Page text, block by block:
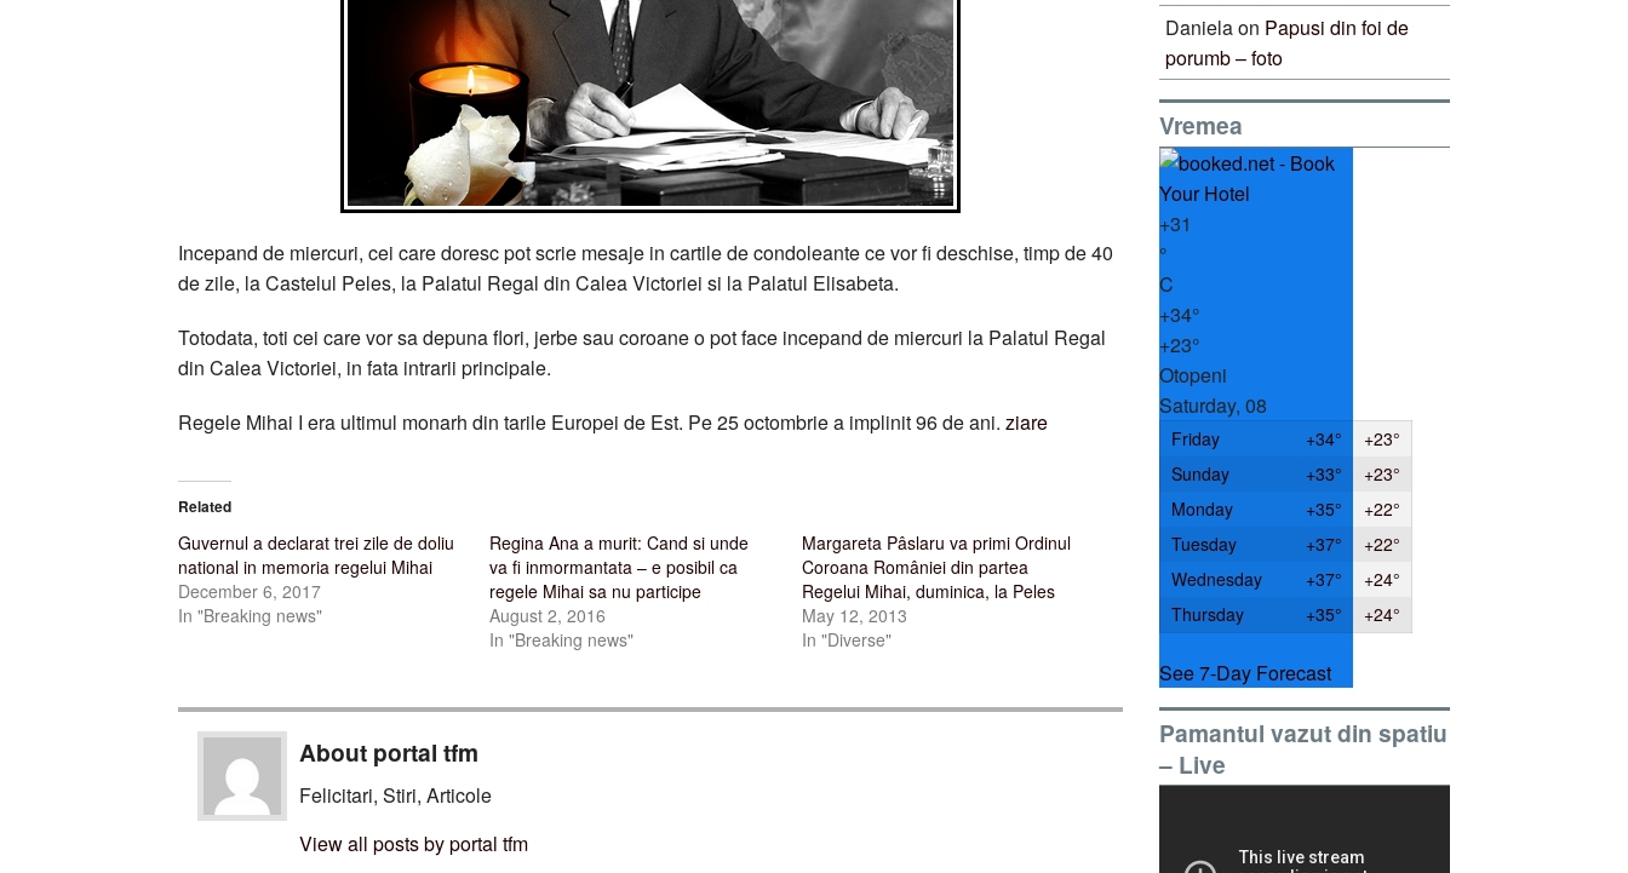
Incepand de miercuri, cei care doresc pot scrie mesaje in cartile de condoleante ce vor fi deschise, timp de 40
de zile, la Castelul Peles, la Palatul Regal din Calea Victoriei si la Palatul Elisabeta.
Totodata, toti cei care vor sa depuna flori, jerbe sau coroane o pot face incepand de miercuri la Palatul Regal
din Calea Victoriei, in fata intrarii principale.
Regele Mihai I era ultimul monarh din tarile Europei de Est. Pe 25 octombrie a implinit 96 de ani. ziare
Related
Guvernul a declarat trei zile de doliu
national in memoria regelui Mihai
December 6, 2017
In "Breaking news"
Regina Ana a murit: Cand si unde
va fi inmormantata – e posibil ca
regele Mihai sa nu participe
August 2, 2016
In "Breaking news"
Margareta Pâslaru va primi Ordinul
Coroana României din partea
Regelui Mihai, duminica, la Peles
May 12, 2013
In "Diverse"
About portal tfm
Felicitari, Stiri, Articole
View all posts by portal tfm
Danielaon Papusi din foi de
porumb – foto
Vremea
+31
°
C
+34°
+23°
Otopeni
Saturday, 08
Friday +34° +23°
Sunday
+33° +23°
Monday
+35° +22°
Tuesday
+37° +22°
Wednesday
+37° +24°
Thursday
+35° +24°
See 7-Day Forecast
Pamantul vazut din spatiu
– Live